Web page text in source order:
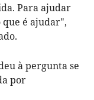
Para ajudar
que é ajudar",
à pergunta se
por